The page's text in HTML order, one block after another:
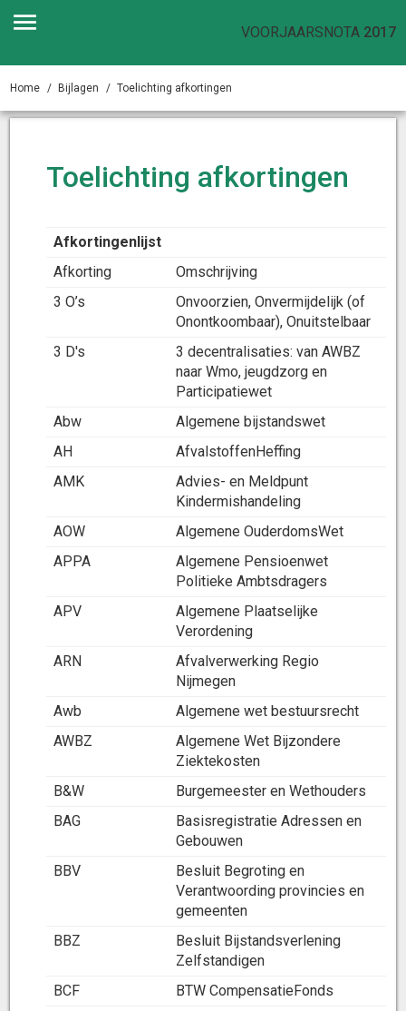
VOORJAARSNOTA 2017
Home Bijlagen Toelichting afkortingen
Toelichting afkortingen
Afkortingenlijst
Afkorting
Omschrijving
3 O’s
Onvoorzien, Onvermijdelijk (of
Onontkoombaar), Onuitstelbaar
3 D's
3 decentralisaties: van AWBZ
naar Wmo, jeugdzorg en
Participatiewet
Abw
Algemene bijstandswet
AH
AfvalstoffenHeffing
AMK
Advies- en Meldpunt
Kindermishandeling
AOW
Algemene OuderdomsWet
APPA
Algemene Pensioenwet
Politieke Ambtsdragers
APV
Algemene Plaatselijke
Verordening
ARN
Afvalverwerking Regio
Nijmegen
Awb
Algemene wet bestuursrecht
AWBZ
Algemene Wet Bijzondere
Ziektekosten
B&W
Burgemeester en Wethouders
BAG
Basisregistratie Adressen en
Gebouwen
BBV
Besluit Begroting en
Verantwoording provincies en
gemeenten
BBZ
Besluit Bijstandsverlening
Zelfstandigen
BCF
BTW CompensatieFonds